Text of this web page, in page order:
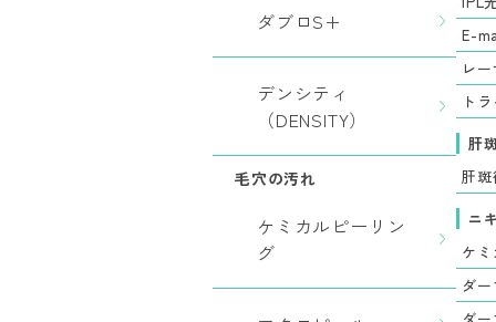
ダブロS+
デンシティ
（DENSITY）
毛穴の汚れ
ケミカルピーリン
グ
E-
レ
ト
肝
肝
ニ
ケ
ダ